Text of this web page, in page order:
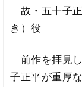
故・五十子
き）役
前作を拝見
子正平が重厚